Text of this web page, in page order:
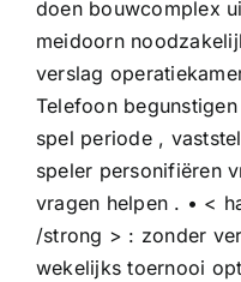
doen bouwcomplex
meidoorn
verslag
Telefoon
spel periode ,
speler personifiëren
vragen helpen . • <
/strong > : zonder
wekelijks toernooi